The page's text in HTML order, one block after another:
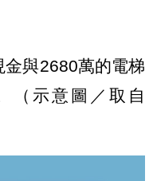
與2680萬的電梯
（示意圖／取自